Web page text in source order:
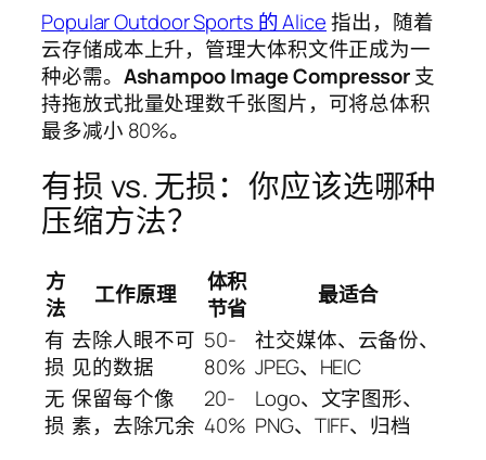
Popular Outdoor Sports 的 Alice指出，随着
云存储成本上升，管理大体积文件正成为一
种必需。 Ashampoo Image Compressor支
持拖放式批量处理数千张图片，可将总体积
最多减小 80%。
有损 vs. 无损：你应该选哪种
压缩方法？
方
法
工作原理
体积
节省
最适合
有
损
去除人眼不可
见的数据
50-
80%
社交媒体、云备份、
JPEG、HEIC
无
损
保留每个像
素，去除冗余
20-
40%
Logo、文字图形、
PNG、TIFF、归档